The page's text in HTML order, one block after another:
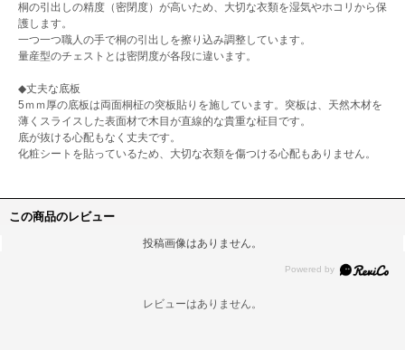
桐の引出しの精度（密閉度）が高いため、大切な衣類を湿気やホコリから保
護します。
一つ一つ職人の手で桐の引出しを擦り込み調整しています。
量産型のチェストとは密閉度が各段に違います。
◆丈夫な底板
5ｍｍ厚の底板は両面桐柾の突板貼りを施しています。突板は、天然木材を
薄くスライスした表面材で木目が直線的な貴重な柾目です。
底が抜ける心配もなく丈夫です。
化粧シートを貼っているため、大切な衣類を傷つける心配もありません。
この商品のレビュー
投稿画像はありません。
レビューはありません。